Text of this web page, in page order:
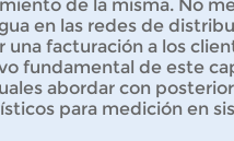
de la misma. No
en las redes de
una facturación a los
fundamental de este
abordar con
para medición en